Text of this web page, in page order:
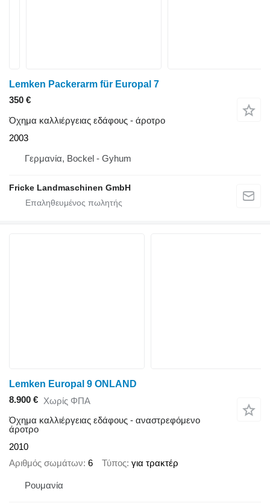
Lemken Packerarm für Europal 7
350 €
Όχημα καλλιέργειας εδάφους - άροτρο
2003
Γερμανία, Bockel - Gyhum
Fricke Landmaschinen GmbH
Lemken Europal 9 ONLAND
8.900 € Χωρίς ΦΠΑ
Όχημα καλλιέργειας εδάφους - αναστρεφόμενο
άροτρο
2010
Αριθμός σωμάτων 6 Τύπος για τρακτέρ
Ρουμανία